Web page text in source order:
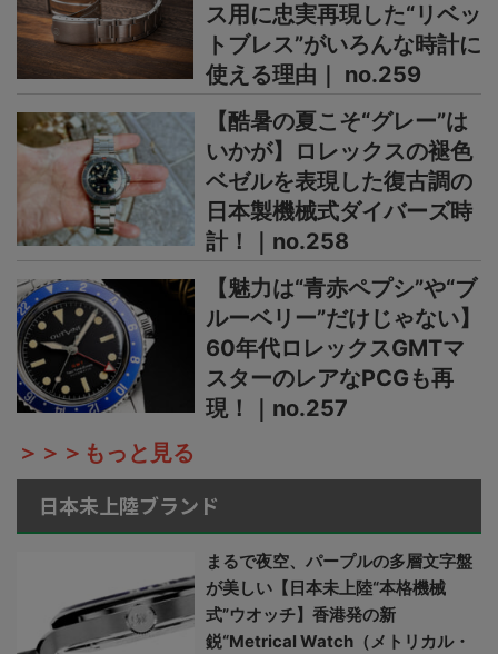
ス用に忠実再現した“リベッ
トブレス”がいろんな時計に
使える理由｜ no.259
【酷暑の夏こそ“グレー”は
いかが】ロレックスの褪色
ベゼルを表現した復古調の
日本製機械式ダイバーズ時
計！｜no.258
【魅力は“青赤ペプシ”や“ブ
ルーベリー”だけじゃない】
60年代ロレックスGMTマ
スターのレアなPCGも再
現！｜no.257
＞＞＞もっと見る
日本未上陸ブランド
まるで夜空、パープルの多層文字盤
が美しい【日本未上陸“本格機械
式”ウオッチ】香港発の新
鋭“Metrical Watch（メトリカル・